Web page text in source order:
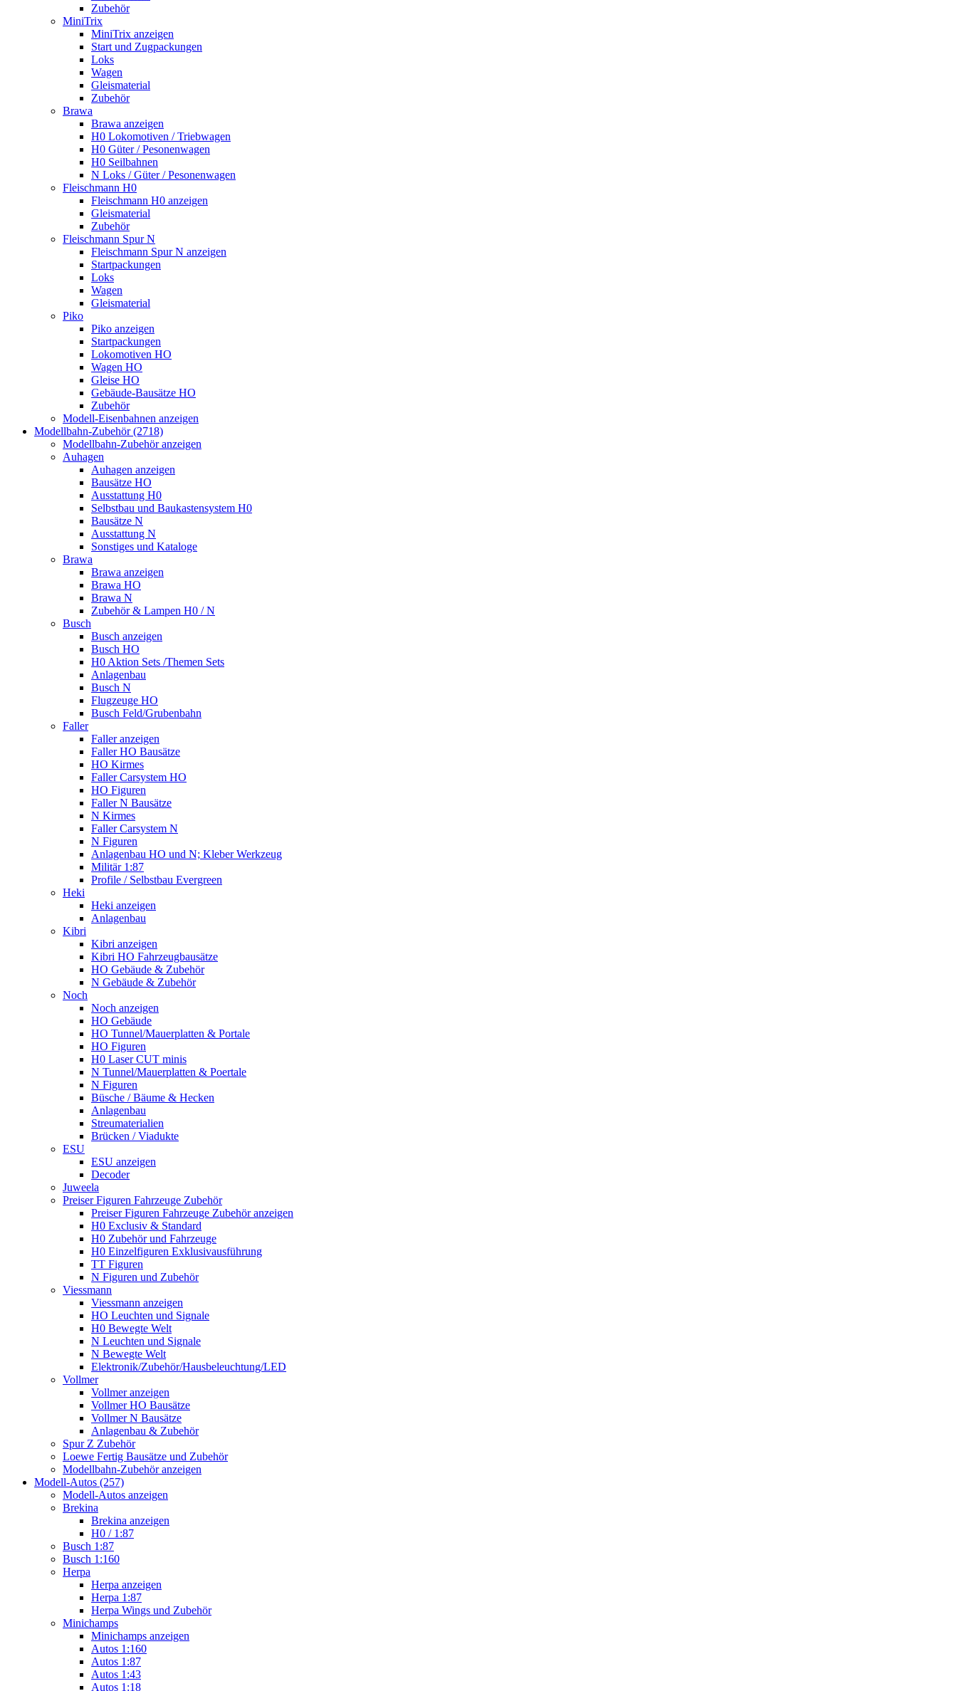
Zubehör
MiniTrix
MiniTrix anzeigen
Start und Zugpackungen
Loks
Wagen
Gleismaterial
Zubehör
Brawa
Brawa anzeigen
H0 Lokomotiven / Triebwagen
H0 Güter / Pesonenwagen
H0 Seilbahnen
N Loks / Güter / Pesonenwagen
Fleischmann H0
Fleischmann H0 anzeigen
Gleismaterial
Zubehör
Fleischmann Spur N
Fleischmann Spur N anzeigen
Startpackungen
Loks
Wagen
Gleismaterial
Piko
Piko anzeigen
Startpackungen
Lokomotiven HO
Wagen HO
Gleise HO
Gebäude-Bausätze HO
Zubehör
Modell-Eisenbahnen anzeigen
Modellbahn-Zubehör (2718)
Modellbahn-Zubehör anzeigen
Auhagen
Auhagen anzeigen
Bausätze HO
Ausstattung H0
Selbstbau und Baukastensystem H0
Bausätze N
Ausstattung N
Sonstiges und Kataloge
Brawa
Brawa anzeigen
Brawa HO
Brawa N
Zubehör & Lampen H0 / N
Busch
Busch anzeigen
Busch HO
H0 Aktion Sets /Themen Sets
Anlagenbau
Busch N
Flugzeuge HO
Busch Feld/Grubenbahn
Faller
Faller anzeigen
Faller HO Bausätze
HO Kirmes
Faller Carsystem HO
HO Figuren
Faller N Bausätze
N Kirmes
Faller Carsystem N
N Figuren
Anlagenbau HO und N; Kleber Werkzeug
Militär 1:87
Profile / Selbstbau Evergreen
Heki
Heki anzeigen
Anlagenbau
Kibri
Kibri anzeigen
Kibri HO Fahrzeugbausätze
HO Gebäude & Zubehör
N Gebäude & Zubehör
Noch
Noch anzeigen
HO Gebäude
HO Tunnel/Mauerplatten & Portale
HO Figuren
H0 Laser CUT minis
N Tunnel/Mauerplatten & Poertale
N Figuren
Büsche / Bäume & Hecken
Anlagenbau
Streumaterialien
Brücken / Viadukte
ESU
ESU anzeigen
Decoder
Juweela
Preiser Figuren Fahrzeuge Zubehör
Preiser Figuren Fahrzeuge Zubehör anzeigen
H0 Exclusiv & Standard
H0 Zubehör und Fahrzeuge
H0 Einzelfiguren Exklusivausführung
TT Figuren
N Figuren und Zubehör
Viessmann
Viessmann anzeigen
HO Leuchten und Signale
H0 Bewegte Welt
N Leuchten und Signale
N Bewegte Welt
Elektronik/Zubehör/Hausbeleuchtung/LED
Vollmer
Vollmer anzeigen
Vollmer HO Bausätze
Vollmer N Bausätze
Anlagenbau & Zubehör
Spur Z Zubehör
Loewe Fertig Bausätze und Zubehör
Modellbahn-Zubehör anzeigen
Modell-Autos (257)
Modell-Autos anzeigen
Brekina
Brekina anzeigen
H0 / 1:87
Busch 1:87
Busch 1:160
Herpa
Herpa anzeigen
Herpa 1:87
Herpa Wings und Zubehör
Minichamps
Minichamps anzeigen
Autos 1:160
Autos 1:87
Autos 1:43
Autos 1:18